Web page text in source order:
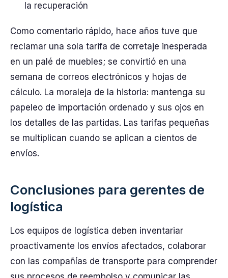
la recuperación
Como comentario rápido, hace años tuve que
reclamar una sola tarifa de corretaje inesperada
en un palé de muebles; se convirtió en una
semana de correos electrónicos y hojas de
cálculo. La moraleja de la historia: mantenga su
papeleo de importación ordenado y sus ojos en
los detalles de las partidas. Las tarifas pequeñas
se multiplican cuando se aplican a cientos de
envíos.
Conclusiones para gerentes de
logística
Los equipos de logística deben inventariar
proactivamente los envíos afectados, colaborar
con las compañías de transporte para comprender